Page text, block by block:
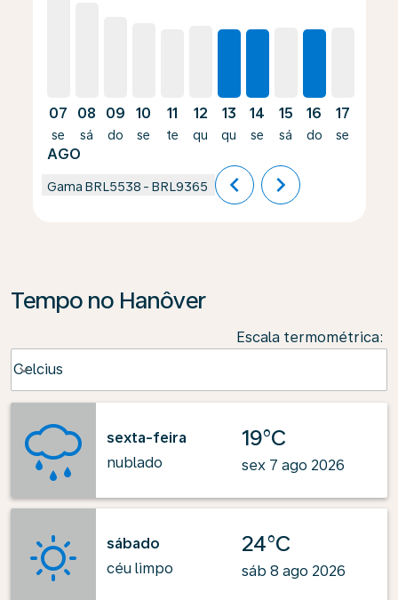
07
se
AGO
08
sá
09
do
10
se
11
te
12
qu
13
qu
14
se
15
sá
16
do
17
se
Gama BRL5538 - BRL9365 chevron_left chevron_right
Tempo no Hanôver
Escala termométrica:
Celcius
keyboard_arrow_down
sexta-feira
nublado
19°C
sex 7 ago 2026
sábado
céu limpo
24°C
sáb 8 ago 2026